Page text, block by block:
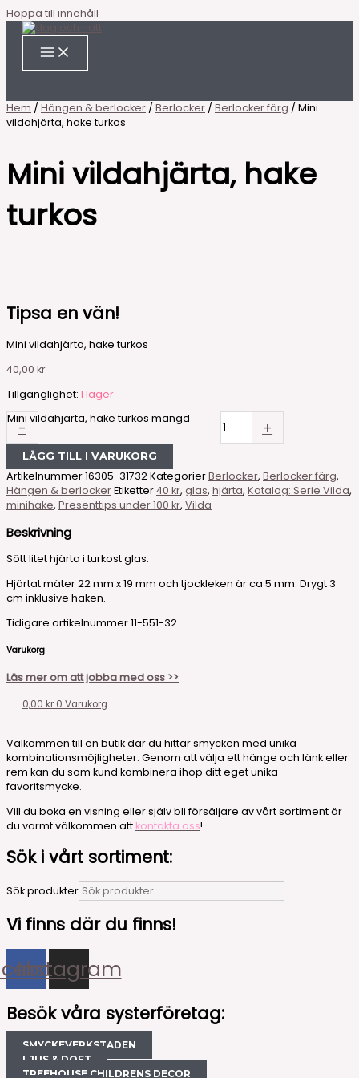
Hoppa till innehåll
Hem / Hängen & berlocker / Berlocker / Berlocker färg / Mini
vildahjärta, hake turkos
Mini vildahjärta, hake
turkos
Tipsa en vän!
Mini vildahjärta, hake turkos
40,00 kr
Tillgänglighet: I lager
-
Mini vildahjärta, hake turkos mängd +
LÄGG TILL I VARUKORG
Artikelnummer16305-31732KategorierBerlocker, Berlocker färg,
Hängen & berlockerEtiketter40 kr, glas, hjärta, Katalog: Serie Vilda,
minihake, Presenttips under 100 kr, Vilda
Beskrivning
Sött litet hjärta i turkost glas.
Hjärtat mäter 22 mm x 19 mm och tjockleken är ca 5 mm. Drygt 3
cm inklusive haken.
Tidigare artikelnummer 11-551-32
Varukorg
Läs mer om att jobba med oss >>
0,00 kr 0 Varukorg
Välkommen till en butik där du hittar smycken med unika
kombinationsmöjligheter. Genom att välja ett hänge och länk eller
rem kan du som kund kombinera ihop ditt eget unika
favoritsmycke.
Vill du boka en visning eller själv bli försäljare av vårt sortiment är
du varmt välkommen att kontakta oss!
Sök i vårt sortiment:
Sök produkter
Vi finns där du finns!
Instagram
Besök våra systerföretag:
SMYCKEVERKSTADEN
LJUS & DOFT
TREEHOUSE CHILDRENS DECOR